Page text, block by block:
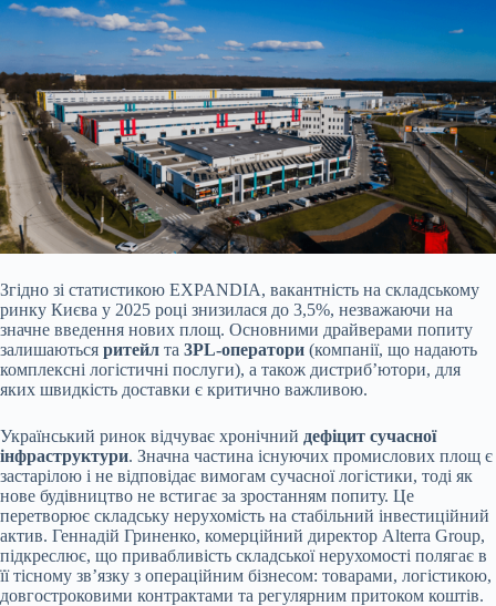
Згідно зі статистикою EXPANDIA, вакантність на складському
ринку Києва у 2025 році знизилася до 3,5%, незважаючи на
значне введення нових площ. Основними драйверами попиту
залишаються ритейл та 3PL-оператори (компанії, що надають
комплексні логістичні послуги), а також дистриб’ютори, для
яких швидкість доставки є критично важливою.
Український ринок відчуває хронічний дефіцит сучасної
інфраструктури. Значна частина існуючих промислових площ є
застарілою і не відповідає вимогам сучасної логістики, тоді як
нове будівництво не встигає за зростанням попиту. Це
перетворює складську нерухомість на стабільний інвестиційний
актив. Геннадій Гриненко, комерційний директор Alterra Group,
підкреслює, що привабливість складської нерухомості полягає в
її тісному зв’язку з операційним бізнесом: товарами, логістикою,
довгостроковими контрактами та регулярним притоком коштів.